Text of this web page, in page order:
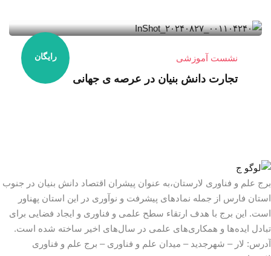
رایگان نشست آموزشی
تجارت دانش بنیان در عرصه ی جهانی
علم و فناوری لارستان،به عنوان پیشران اقتصاد دانش بنیان در جنوب
فارس از جمله نمادهای پیشرفت و نوآوری در این استان پهناور
این برج با هدف ارتقاء سطح علمی و فناوری و ایجاد فضایی برای
ایده‌ها و همکاری‌های علمی در سال‌های اخیر ساخته شده است.
لار – شهرجدید – میدان علم و فناوری – برج علم و فناوری